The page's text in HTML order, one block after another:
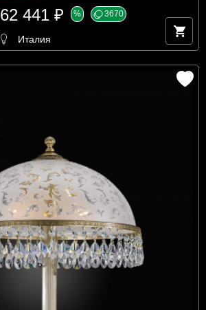
62 441 ₽ % 3670
Италия